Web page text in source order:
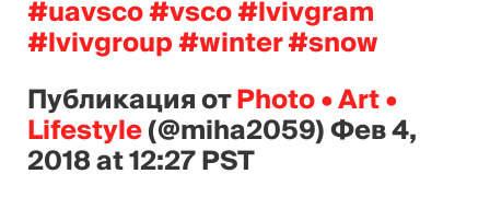
#uavsco #vsco #lvivgram
#lvivgroup #winter #snow
Публикация отPhoto • Art •
Lifestyle(@miha2059)Фев 4,
2018 at 12:27 PST